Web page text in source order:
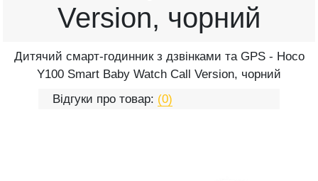
Version, чорний
Дитячий смарт-годинник з дзвінками та GPS - Hoco
Y100 Smart Baby Watch Call Version, чорний
Відгуки про товар: (0)